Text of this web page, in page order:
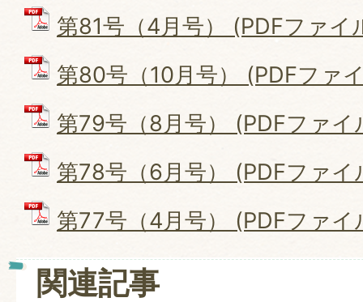
第81号（4月号） (PDFファイ
第80号（10月号） (PDFファ
第79号（8月号） (PDFファ
第78号（6月号） (PDFファ
第77号（4月号） (PDFファイ
関連記事